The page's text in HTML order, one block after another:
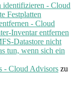
identifizieren - Cloud
Festplatten
- Cloud
Inventar entfernen
Datastore nicht
tun, wenn sich ein
- Cloud Advisors zu